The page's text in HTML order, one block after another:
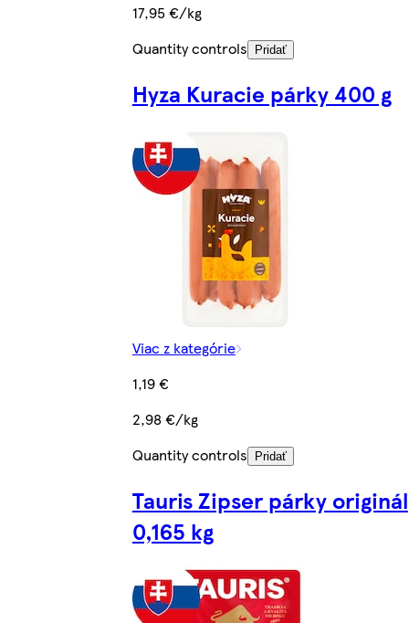
17,95 €/kg
Quantity controls
Pridať
Hyza Kuracie párky 400 g
Viac z kategórie
1,19 €
2,98 €/kg
Quantity controls
Pridať
Tauris Zipser párky originál
0,165 kg